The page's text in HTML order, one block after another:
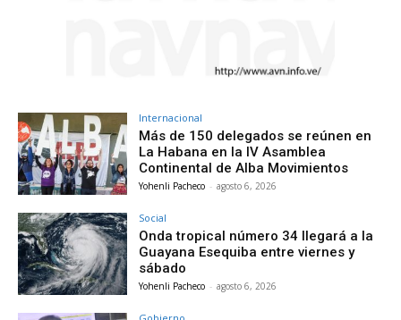
Internacional
Más de 150 delegados se reúnen en
La Habana en la IV Asamblea
Continental de Alba Movimientos
Yohenli Pacheco - agosto 6, 2026
Social
Onda tropical número 34 llegará a la
Guayana Esequiba entre viernes y
sábado
Yohenli Pacheco - agosto 6, 2026